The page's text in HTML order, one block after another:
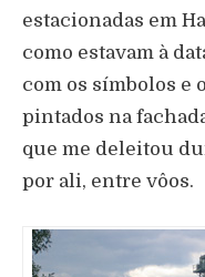
estacionadas em
como estavam à
com os símbolos e
pintados na
que me deleitou
por ali, entre vôos.